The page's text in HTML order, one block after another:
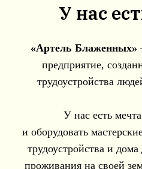
У нас
«Артель Блаженных»
предприятие,
трудоустройства
У нас есть
и оборудовать
трудоустройства и
проживания на своей